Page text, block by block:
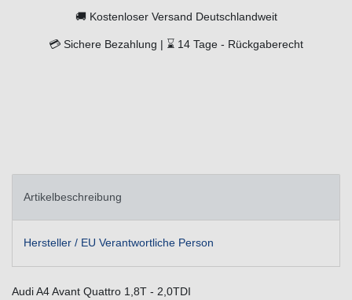
🚚 Kostenloser Versand Deutschlandweit
💳 Sichere Bezahlung | ⌛ 14 Tage - Rückgaberecht
Artikelbeschreibung
Hersteller / EU Verantwortliche Person
Audi A4 Avant Quattro 1,8T - 2,0TDI